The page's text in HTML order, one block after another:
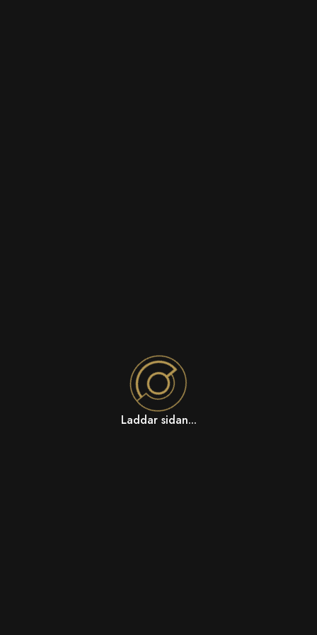
Laddar sidan...